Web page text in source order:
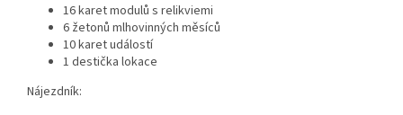
16 karet modulů s relikviemi
6 žetonů mlhovinných měsíců
10 karet událostí
1 destička lokace
Nájezdník: